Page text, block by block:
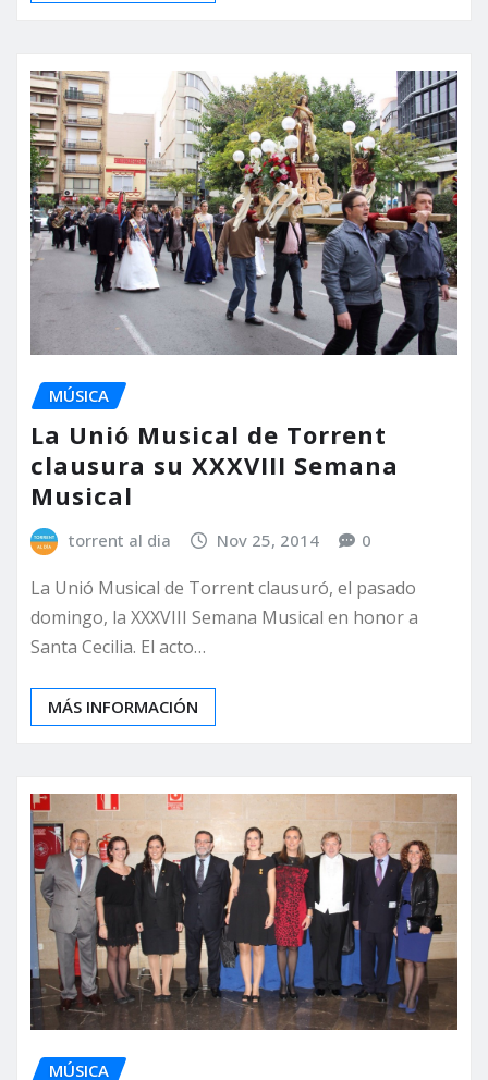
MÚSICA
La Unió Musical de Torrent
clausura su XXXVIII Semana
Musical
torrent al dia Nov 25, 2014 0
La Unió Musical de Torrent clausuró, el pasado
domingo, la XXXVIII Semana Musical en honor a
Santa Cecilia. El acto…
MÁS INFORMACIÓN
MÚSICA